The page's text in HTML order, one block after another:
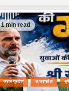
1 min read
उत्तर प्रदेश उत्तराखंड